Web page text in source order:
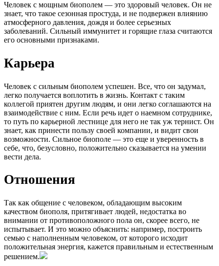
Человек с мощным биополем — это здоровый человек. Он не
знает, что такое сезонная простуда, и не подвержен влиянию
атмосферного давления, дождя и более серьезных
заболеваний. Сильный иммунитет и горящие глаза считаются
его основными признаками.
Карьера
Человек с сильным биополем успешен. Все, что он задумал,
легко получается воплотить в жизнь. Контакт с таким
коллегой приятен другим людям, и они легко соглашаются на
взаимодействие с ним. Если речь идет о наемном сотруднике,
то путь по карьерной лестнице для него не так уж тернист. Он
знает, как принести пользу своей компании, и видит свои
возможности. Сильное биополе — это еще и уверенность в
себе, что, безусловно, положительно сказывается на умении
вести дела.
Отношения
Так как общение с человеком, обладающим высоким
качеством биополя, притягивает людей, недостатка во
внимании от противоположного пола он, скорее всего, не
испытывает. И это можно объяснить: например, построить
семью с наполненным человеком, от которого исходит
положительная энергия, кажется правильным и естественным
решением.